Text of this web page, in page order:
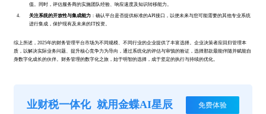
值。同时，评估服务商的实施团队经验、响应速度及知识转移能力。
关注系统的开放性与集成能力：确认平台是否提供标准的API接口，以便未来与您可能需要的其他专业系统
进行集成，保护现有及未来的IT投资。
综上所述，2025年的财务管理平台市场为不同规模、不同行业的企业提供了丰富选择。企业决策者应回归管理本
质，以解决实际业务问题、提升核心竞争力为导向，通过系统化的评估与审慎的验证，选择那款最能伴随并赋能自
身数字化成长的伙伴。财务管理的数字化之旅，始于明智的选择，成于坚定的执行与持续的优化。
业财税一体化 就用金蝶AI星辰 免费体验